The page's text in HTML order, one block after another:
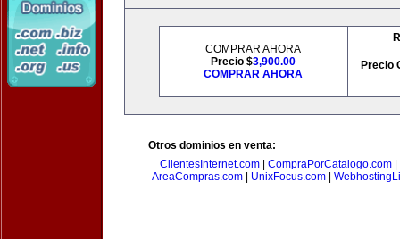
COMPRAR AHORA
Precio $3,900.00
COMPRAR AHORA
Precio
Otros dominios en venta:
ClientesInternet.com
CompraPorCatalogo.com
AreaCompras.com
UnixFocus.com